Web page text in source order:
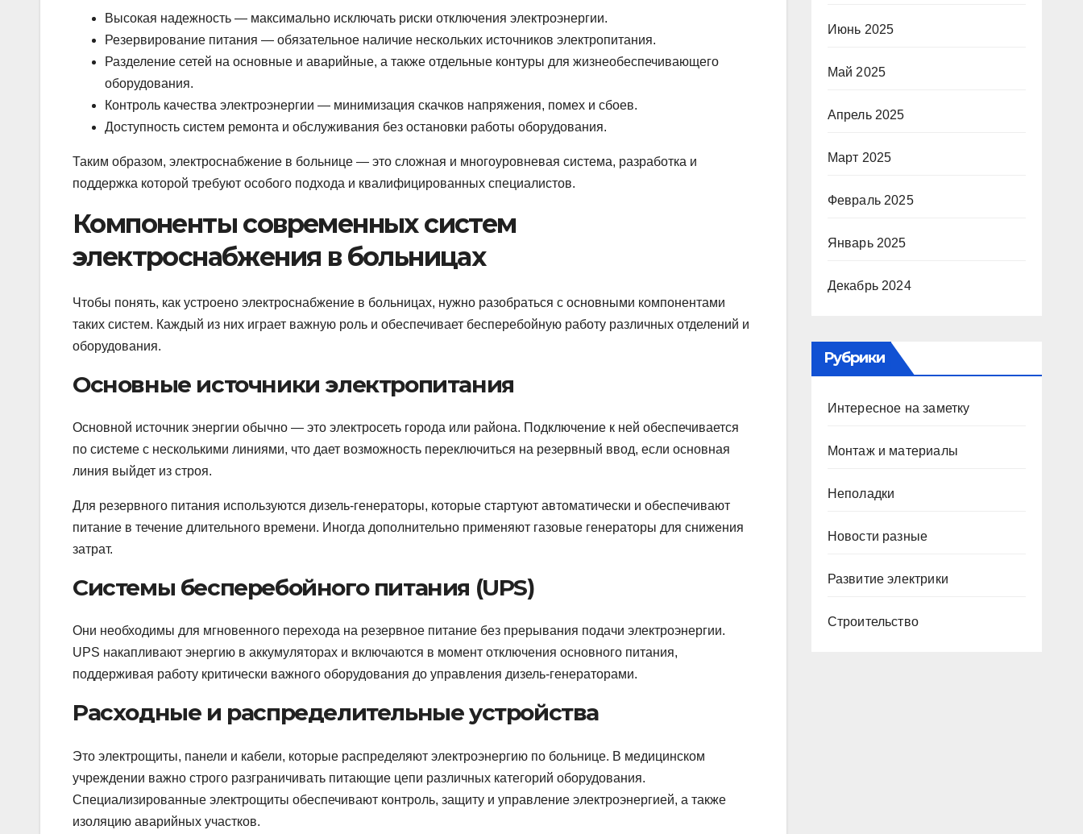
Высокая надежность — максимально исключать риски отключения электроэнергии.
Резервирование питания — обязательное наличие нескольких источников электропитания.
Разделение сетей на основные и аварийные, а также отдельные контуры для жизнеобеспечивающего
оборудования.
Контроль качества электроэнергии — минимизация скачков напряжения, помех и сбоев.
Доступность систем ремонта и обслуживания без остановки работы оборудования.
Таким образом, электроснабжение в больнице — это сложная и многоуровневая система, разработка и
поддержка которой требуют особого подхода и квалифицированных специалистов.
Компоненты современных систем
электроснабжения в больницах
Чтобы понять, как устроено электроснабжение в больницах, нужно разобраться с основными компонентами
таких систем. Каждый из них играет важную роль и обеспечивает бесперебойную работу различных отделений и
оборудования.
Основные источники электропитания
Основной источник энергии обычно — это электросеть города или района. Подключение к ней обеспечивается
по системе с несколькими линиями, что дает возможность переключиться на резервный ввод, если основная
линия выйдет из строя.
Для резервного питания используются дизель-генераторы, которые стартуют автоматически и обеспечивают
питание в течение длительного времени. Иногда дополнительно применяют газовые генераторы для снижения
затрат.
Системы бесперебойного питания (UPS)
Они необходимы для мгновенного перехода на резервное питание без прерывания подачи электроэнергии.
UPS накапливают энергию в аккумуляторах и включаются в момент отключения основного питания,
поддерживая работу критически важного оборудования до управления дизель-генераторами.
Расходные и распределительные устройства
Это электрощиты, панели и кабели, которые распределяют электроэнергию по больнице. В медицинском
учреждении важно строго разграничивать питающие цепи различных категорий оборудования.
Специализированные электрощиты обеспечивают контроль, защиту и управление электроэнергией, а также
изоляцию аварийных участков.
Июнь 2025
Май 2025
Апрель 2025
Март 2025
Февраль 2025
Январь 2025
Декабрь 2024
Рубрики
Интересное на заметку
Монтаж и материалы
Неполадки
Новости разные
Развитие электрики
Строительство